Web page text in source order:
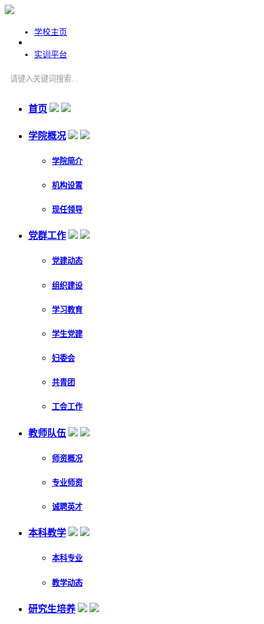
学校主页
实训平台
首页
学院概况
学院简介
机构设置
现任领导
党群工作
党建动态
组织建设
学习教育
学生党建
妇委会
共青团
工会工作
教师队伍
师资概况
专业师资
诚聘英才
本科教学
本科专业
教学动态
研究生培养